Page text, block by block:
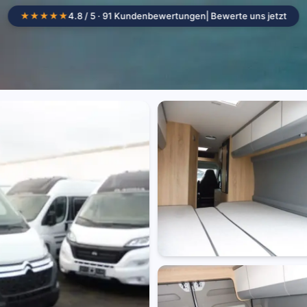
★★★★★4.8 / 5 · 91 Kundenbewertungen | Bewerte uns jetzt